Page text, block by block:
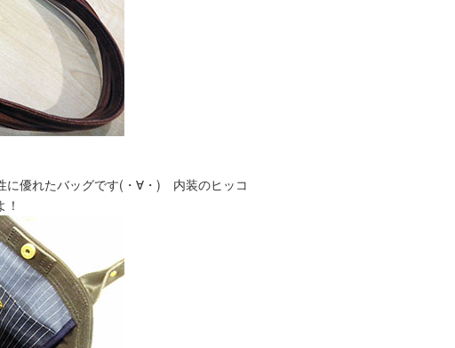
に優れたバッグです(・∀・) 内装のヒッコ
！